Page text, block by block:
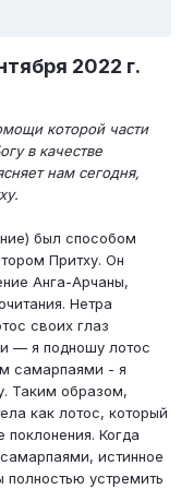
2022 г.
которой части
в качестве
нам сегодня,
был способом
Притху. Он
Анга-Арчаны,
Нетра
своих глаз
— я подношу лотос
самарпаями - я
Таким образом,
как лотос, который
поклонения. Когда
истинное
полностью устремить